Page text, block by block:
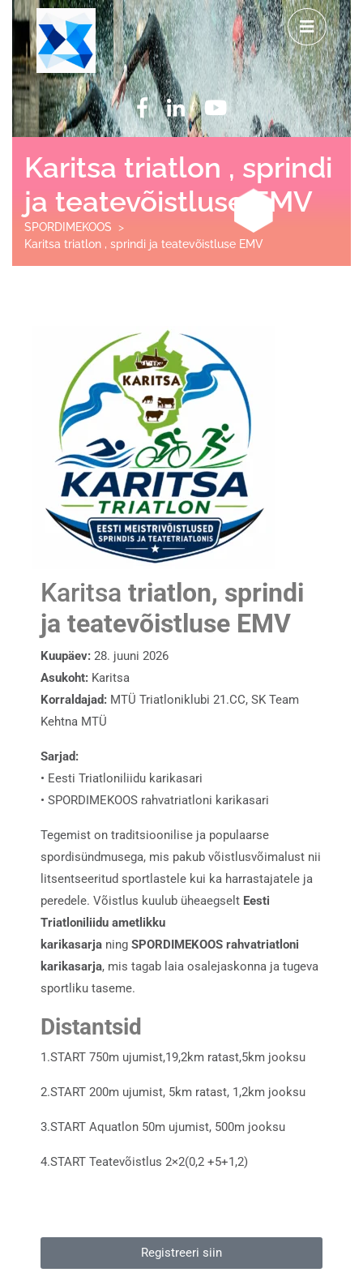
Karitsa triatlon , sprindi
ja teatevõistluse EMV
SPORDIMEKOOS >
Karitsa triatlon , sprindi ja teatevõistluse EMV
Karitsa triatlon, sprindi
ja teatevõistluse EMV
Kuupäev: 28. juuni 2026
Asukoht: Karitsa
Korraldajad: MTÜ Triatloniklubi 21.CC, SK Team
Kehtna MTÜ
Sarjad:
• Eesti Triatloniliidu karikasari
• SPORDIMEKOOS rahvatriatloni karikasari
Tegemist on traditsioonilise ja populaarse
spordisündmusega, mis pakub võistlusvõimalust nii
litsentseeritud sportlastele kui ka harrastajatele ja
peredele. Võistlus kuulub üheaegselt Eesti
Triatloniliidu ametlikku
karikasarja ning SPORDIMEKOOS rahvatriatloni
karikasarja, mis tagab laia osalejaskonna ja tugeva
sportliku taseme.
Distantsid
1.START 750m ujumist,19,2km ratast,5km jooksu
2.START 200m ujumist, 5km ratast, 1,2km jooksu
3.START Aquatlon 50m ujumist, 500m jooksu
4.START Teatevõistlus 2×2(0,2 +5+1,2)
Registreeri siin